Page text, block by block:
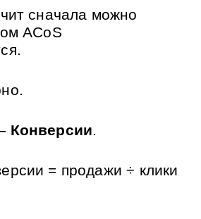
сначала можно
ACoS
Конверсии.
= продажи ÷ клики